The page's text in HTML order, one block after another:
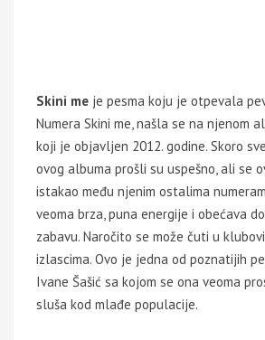
Skini me je pesma koju je otpevala
Numera Skini me, našla se na njenom
koji je objavljen 2012. godine. Skoro
ovog albuma prošli su uspešno, ali se
istakao među njenim ostalima
veoma brza, puna energije i obećava
zabavu. Naročito se može čuti u
izlascima. Ovo je jedna od poznatijih
Ivane Šašić sa kojom se ona veoma
sluša kod mlađe populacije.